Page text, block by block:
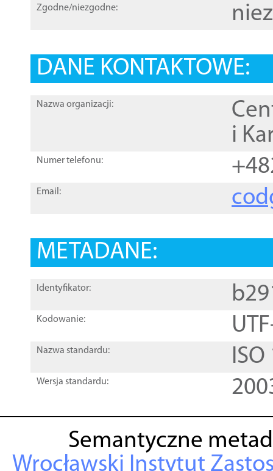
Zgodne/niezgodne:
DANE KONTAKTOWE:
Nazwa organizacji:
i
Numer telefonu:
Email:
METADANE:
Identyfikator:
Kodowanie:
Nazwa standardu:
Wersja standardu:
Semantyczne
Wrocławski Instytut